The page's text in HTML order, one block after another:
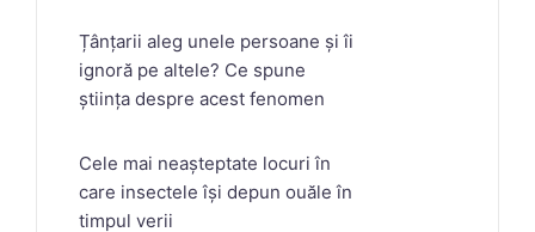
Țânțarii aleg unele persoane și îi
ignoră pe altele? Ce spune
știința despre acest fenomen
Cele mai neașteptate locuri în
care insectele își depun ouăle în
timpul verii